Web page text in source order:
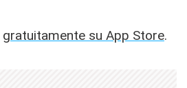
gratuitamente su App Store.